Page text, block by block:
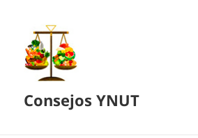
Consejos YNUT